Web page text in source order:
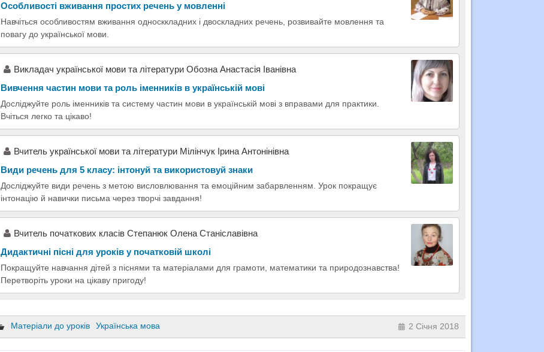
Особливості вживання простих речень у мовленні
Навчіться особливостям вживання односккладних і двоскладних речень, розвивайте мовлення та
повагу до української мови.
Викладач української мови та літератури Обозна Анастасія Іванівна
Вивчення частин мови та роль іменників в українській мові
Досліджуйте роль іменників та систему частин мови в українській мові з вправами для практики.
Вчіться легко та цікаво!
Вчитель української мови та літератури Мілінчук Ірина Антонінівна
Види речень для 5 класу: інтонуй та використовуй знаки
Досліджуйте види речень з метою висловлювання та емоційним забарвленням. Урок покращує
інтонацію й навички письма через творчі завдання!
Вчитель початкових класів Степанюк Олена Станіславівна
Дидактичні пісні для уроків у початковій школі
Покращуйте навчання дітей з піснями та матеріалами для грамоти, математики та природознавства!
Перетворіть уроки на цікаву пригоду!
Матеріали до уроків Українська мова 2 Січня 2018